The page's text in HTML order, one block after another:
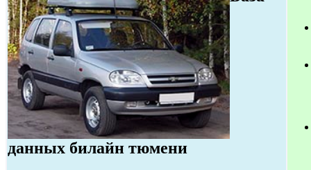
данных билайн тюмени